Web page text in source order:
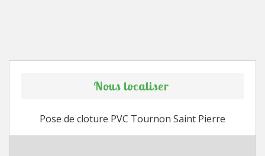
Nous localiser
Pose de cloture PVC Tournon Saint Pierre